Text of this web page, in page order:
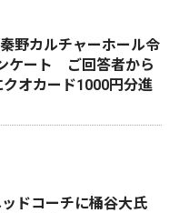
野カルチャーホール令
ケート ご回答者から
オカード1000円分進
ドコーチに桶谷大氏